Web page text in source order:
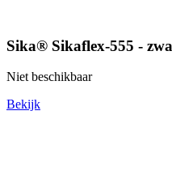
Sika® Sikaflex-555 -
Niet beschikbaar
Bekijk